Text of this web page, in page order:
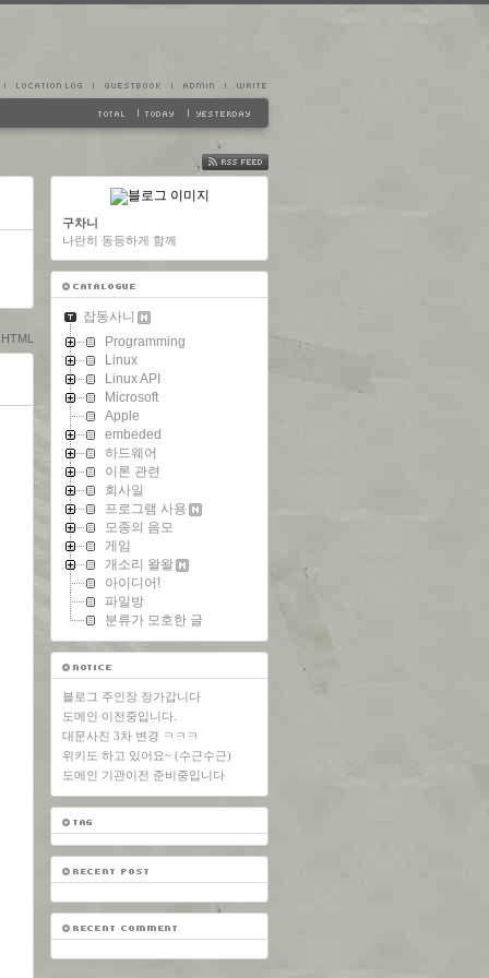
FEED
구차니
나란히 동등하게 함께
잡동사니
Programming
Linux
Linux API
Microsoft
Apple
embeded
하드웨어
이론 관련
회사일
프로그램 사용
모종의 음모
게임
개소리 왈왈
아이디어!
파일방
분류가 모호한 글
블로그 주인장 장가갑니다
도메인 이전중입니다.
대문사진 3차 변경 ㅋㅋㅋ
위키도 하고 있어요~ (수근수근)
도메인 기관이전 준비중입니다